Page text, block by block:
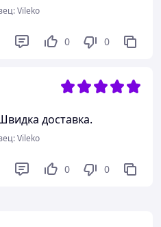
Vileko
0 0
доставка.
Vileko
0 0